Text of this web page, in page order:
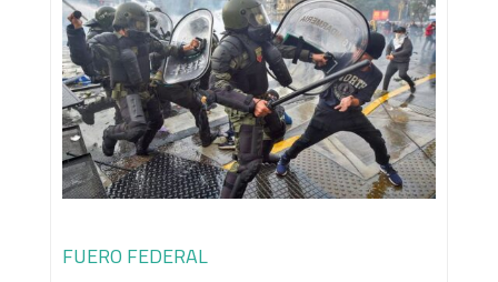
FUERO FEDERAL